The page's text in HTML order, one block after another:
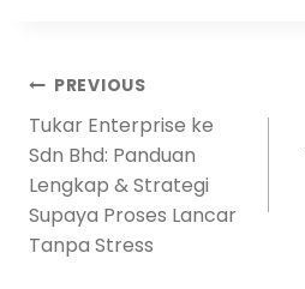
PREVIOUS
Tukar Enterprise ke
Sdn Bhd: Panduan
Lengkap & Strategi
Supaya Proses Lancar
Tanpa Stress